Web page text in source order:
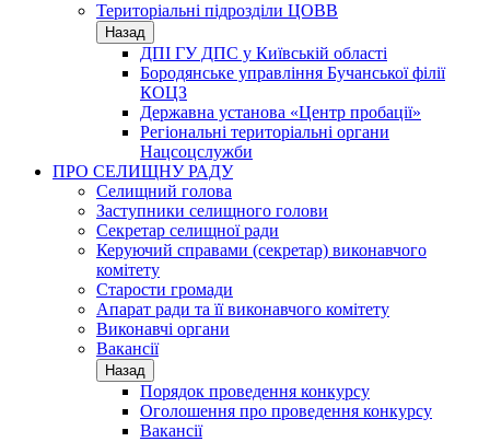
Територіальні підрозділи ЦОВВ
Назад
ДПІ ГУ ДПС у Київській області
Бородянське управління Бучанської філії
КОЦЗ
Державна установа «Центр пробації»
Регіональні територіальні органи
Нацсоцслужби
ПРО СЕЛИЩНУ РАДУ
Селищний голова
Заступники селищного голови
Секретар селищної ради
Керуючий справами (секретар) виконавчого
комітету
Старости громади
Апарат ради та її виконавчого комітету
Виконавчі органи
Вакансії
Назад
Порядок проведення конкурсу
Оголошення про проведення конкурсу
Вакансії